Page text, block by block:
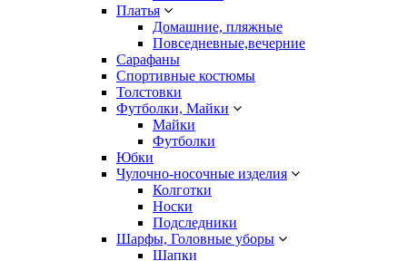
Платья
Домашние, пляжные
Повседневные,вечерние
Сарафаны
Спортивные костюмы
Толстовки
Футболки, Майки
Майки
Футболки
Юбки
Чулочно-носочные изделия
Колготки
Носки
Подследники
Шарфы, Головные уборы
Шапки